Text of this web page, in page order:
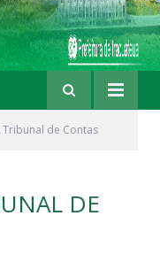
de Contas
DE